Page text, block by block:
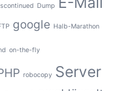
Dump
google Halb-Marathon
on-the-fly
robocopy Server